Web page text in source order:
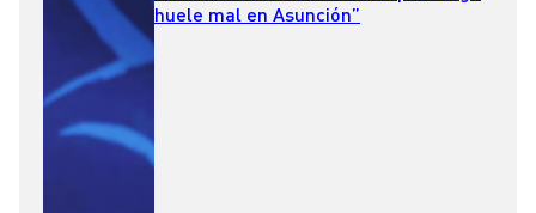
huele mal en Asunción”